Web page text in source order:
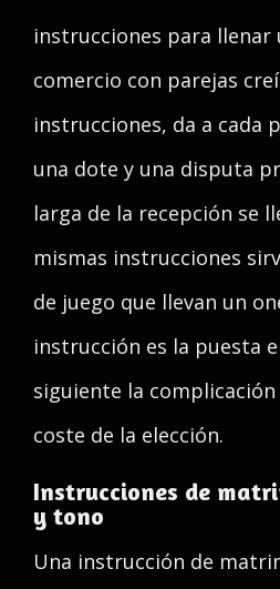
instrucciones para llenar
comercio con parejas
instrucciones, da a cada
una dote y una disputa
larga de la recepción se
mismas instrucciones
de juego que llevan un
instrucción es la puesta
siguiente la
coste de la elección.
Instrucciones de
y tono
Una instrucción de